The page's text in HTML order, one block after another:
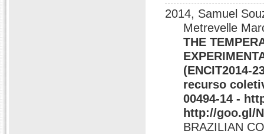
2014, Samuel
Metrevelle
THE
(ENCIT2014-
recurso
00494-14 -
http://goo.gl/
BRAZILIAN